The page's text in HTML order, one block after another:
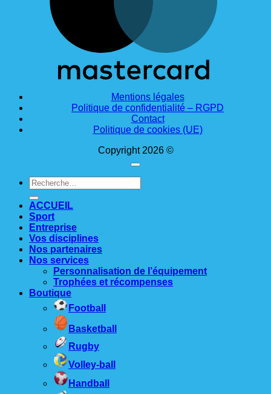
Mentions légales
Politique de confidentialité – RGPD
Contact
Politique de cookies (UE)
Copyright 2026 ©
Recherche
pour :
ACCUEIL
Sport
Entreprise
Vos disciplines
Nos partenaires
Nos services
Personnalisation de l’équipement
Trophées et récompenses
Boutique
Football
Basketball
Rugby
Volley-ball
Handball